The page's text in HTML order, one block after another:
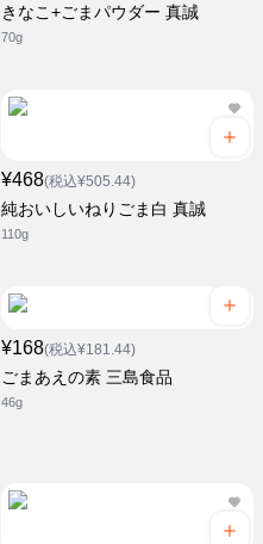
きなこ+ごまパウダー 真誠
70g
¥468(税込¥505.44)
純おいしいねりごま白 真誠
110g
¥168(税込¥181.44)
ごまあえの素 三島食品
46g